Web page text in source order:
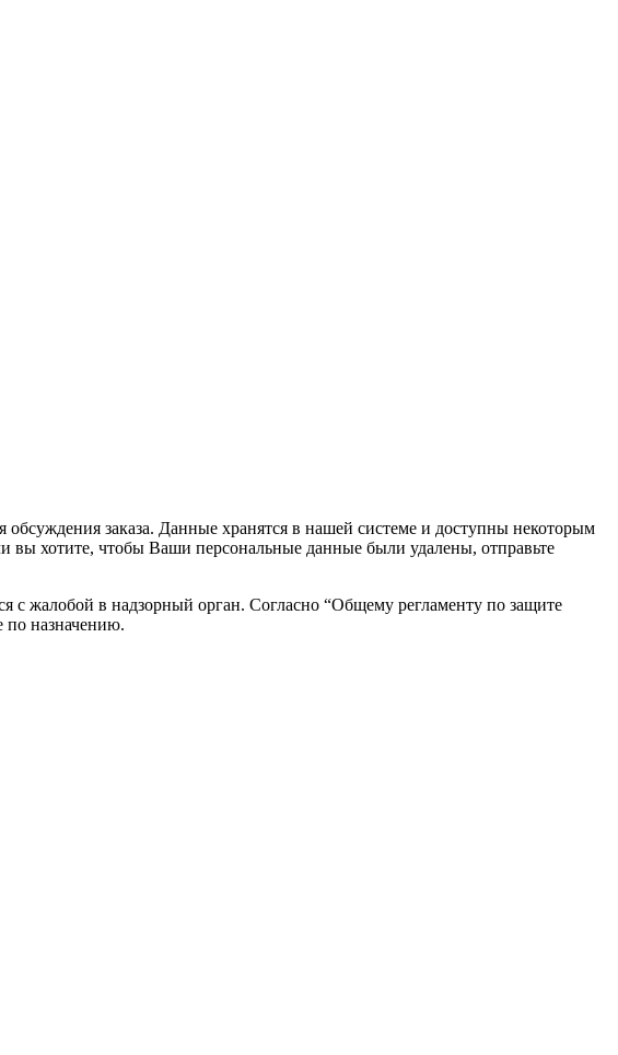
заказа. Данные хранятся в нашей системе и доступны некоторым
вы хотите, чтобы Ваши персональные данные были удалены, отправьте
с жалобой в надзорный орган. Согласно “Общему регламенту по защите
по назначению.